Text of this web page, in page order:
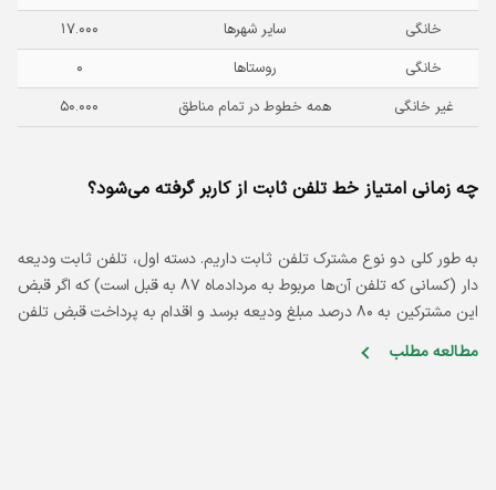
خانگی
سایر شهرها
۱۷.۰۰۰
خانگی
روستاها
۰
غیر خانگی
همه خطوط در تمام مناطق ۵۰.۰۰۰
چه زمانی امتیاز خط تلفن ثابت از کاربر گرفته می‌شود؟
به طور کلی دو نوع مشترک تلفن ثابت داریم. دسته اول، تلفن ثابت ودیعه
دار (کسانی که تلفن آن‌ها مربوط به مردادماه 87 به قبل است) که اگر قبض
این مشترکین به 80 درصد مبلغ ودیعه برسد و اقدام به پرداخت قبض تلفن
نکرده باشند، شامل قطع یک‌طرفه می‌شوند.
مطالعه مطلب